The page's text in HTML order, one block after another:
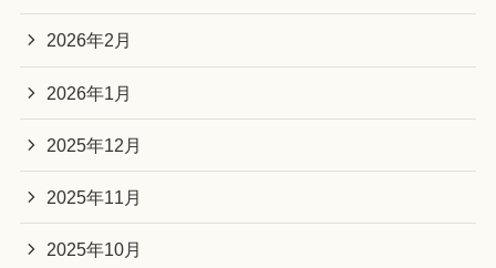
2026年2月
2026年1月
2025年12月
2025年11月
2025年10月